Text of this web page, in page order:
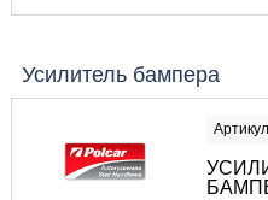
Усилитель бампера